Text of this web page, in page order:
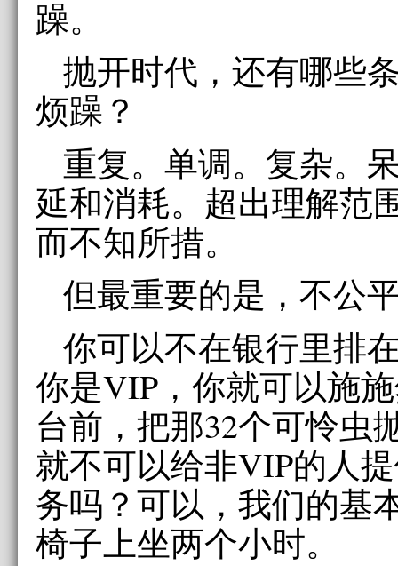
躁。
抛开时代，还有哪些
烦躁？
重复。单调。复杂。
延和消耗。超出理解范
而不知所措。
但最重要的是，不公
你可以不在银行里排
你是VIP，你就可以施
台前，把那32个可怜虫
就不可以给非VIP的人
务吗？可以，我们的基
椅子上坐两个小时。